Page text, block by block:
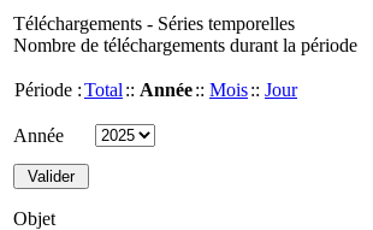
Téléchargements - Séries temporelles
Nombre de téléchargements durant la période
Période :Total :: Année:: Mois:: Jour
Année
Objet